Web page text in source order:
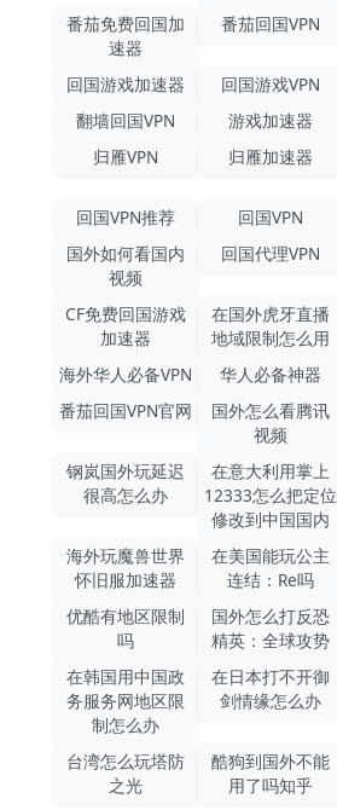
番茄免费回国加
速器
番茄回国VPN
回国游戏加速器
回国游戏VPN
翻墙回国VPN
游戏加速器
归雁VPN
归雁加速器
回国VPN推荐
回国VPN
国外如何看国内
视频
回国代理VPN
CF免费回国游戏
加速器
在国外虎牙直播
地域限制怎么用
海外华人必备VPN
华人必备神器
番茄回国VPN官网
国外怎么看腾讯
视频
钢岚国外玩延迟
很高怎么办
在意大利用掌上
12333怎么把定位
修改到中国国内
海外玩魔兽世界
怀旧服加速器
在美国能玩公主
连结：Re吗
优酷有地区限制
吗
国外怎么打反恐
精英：全球攻势
在韩国用中国政
务服务网地区限
制怎么办
在日本打不开御
剑情缘怎么办
台湾怎么玩塔防
之光
酷狗到国外不能
用了吗知乎